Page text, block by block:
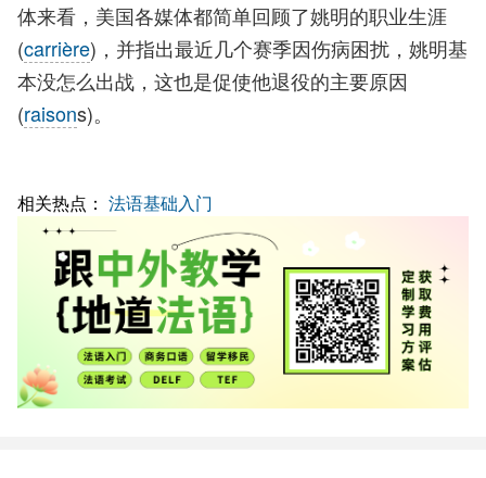
体来看，美国各媒体都简单回顾了姚明的职业生涯
(carrière)，并指出最近几个赛季因伤病困扰，姚明基
本没怎么出战，这也是促使他退役的主要原因
(raisons)。
相关热点： 法语基础入门